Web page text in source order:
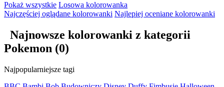
Pokaż wszystkie Losowa kolorowanka
Najczęściej oglądane kolorowanki Najlepiej oceniane kolorowanki
Najnowsze kolorowanki z kategorii
Pokemon (0)
Najpopularniejsze tagi